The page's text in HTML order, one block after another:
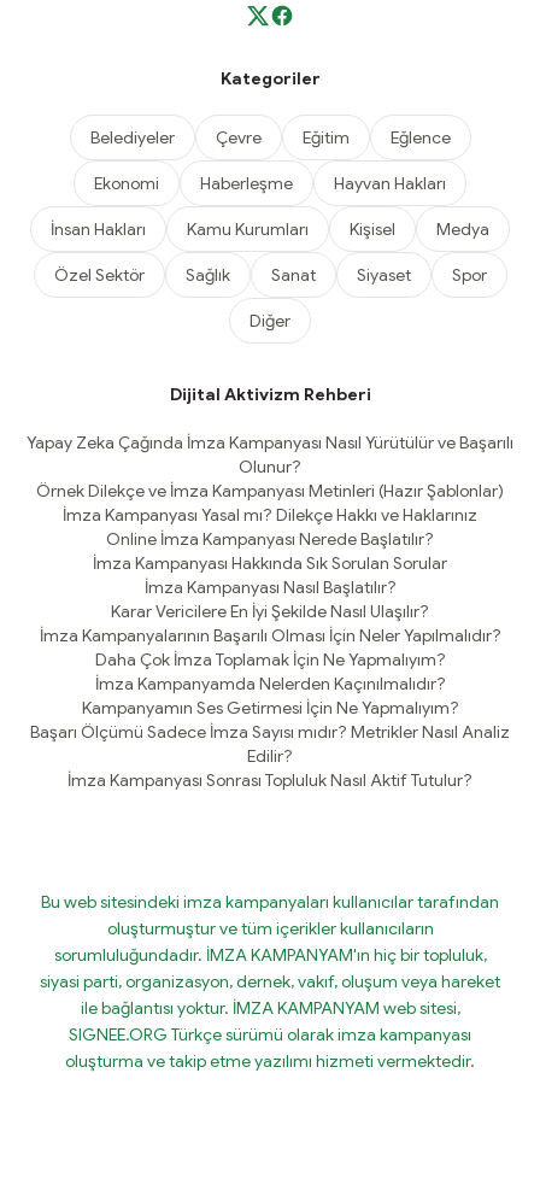
Kategoriler
Belediyeler Çevre Eğitim Eğlence
Ekonomi Haberleşme Hayvan Hakları
İnsan Hakları Kamu Kurumları Kişisel Medya
Özel Sektör Sağlık Sanat Siyaset Spor
Diğer
Dijital Aktivizm Rehberi
Yapay Zeka Çağında İmza Kampanyası Nasıl Yürütülür ve Başarılı
Olunur?
Örnek Dilekçe ve İmza Kampanyası Metinleri (Hazır Şablonlar)
İmza Kampanyası Yasal mı? Dilekçe Hakkı ve Haklarınız
Online İmza Kampanyası Nerede Başlatılır?
İmza Kampanyası Hakkında Sık Sorulan Sorular
İmza Kampanyası Nasıl Başlatılır?
Karar Vericilere En İyi Şekilde Nasıl Ulaşılır?
İmza Kampanyalarının Başarılı Olması İçin Neler Yapılmalıdır?
Daha Çok İmza Toplamak İçin Ne Yapmalıyım?
İmza Kampanyamda Nelerden Kaçınılmalıdır?
Kampanyamın Ses Getirmesi İçin Ne Yapmalıyım?
Başarı Ölçümü Sadece İmza Sayısı mıdır? Metrikler Nasıl Analiz
Edilir?
İmza Kampanyası Sonrası Topluluk Nasıl Aktif Tutulur?
Bu web sitesindeki imza kampanyaları kullanıcılar tarafından
oluşturmuştur ve tüm içerikler kullanıcıların
sorumluluğundadır. İMZA KAMPANYAM'ın hiç bir topluluk,
siyasi parti, organizasyon, dernek, vakıf, oluşum veya hareket
ile bağlantısı yoktur. İMZA KAMPANYAM web sitesi,
SIGNEE.ORG Türkçe sürümü olarak imza kampanyası
oluşturma ve takip etme yazılımı hizmeti vermektedir.